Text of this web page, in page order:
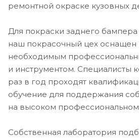
ремонтной окраске кузовных
Для покраски заднего
наш покрасочный цех оснащен
необходимым
и инструментом. Специалисты
раз в год проходят
обучение для поддержания
на высоком
Собственная лаборатория